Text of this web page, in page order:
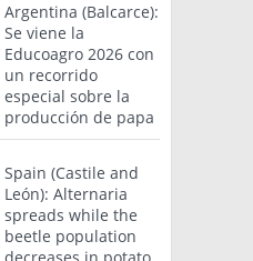
Argentina (Balcarce):
Se viene la
Educoagro 2026 con
un recorrido
especial sobre la
producción de papa
Spain (Castile and
León): Alternaria
spreads while the
beetle population